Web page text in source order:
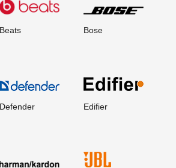
Beats Bose
Defender Edifier